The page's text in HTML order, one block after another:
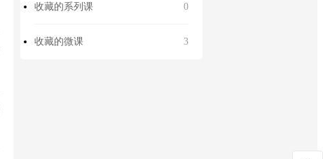
收藏的系列课 0
收藏的微课 3